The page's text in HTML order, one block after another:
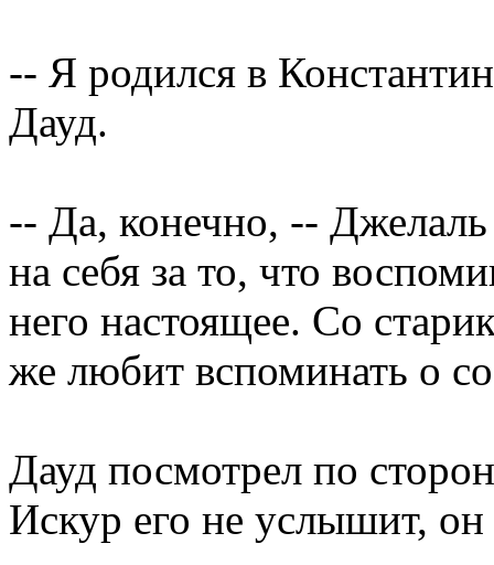
-- Я родился в
Дауд.
-- Да, конечно, -- Джелаль
на себя за то, что
него настоящее. Со
же любит вспоминать о
Дауд посмотрел по
Искур его не услышит, он